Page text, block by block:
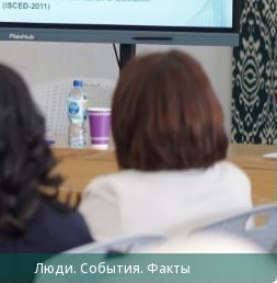
Люди. События. Факты